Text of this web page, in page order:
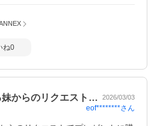
ね0
からのリクエスト… 2026/03/03
eof********さん